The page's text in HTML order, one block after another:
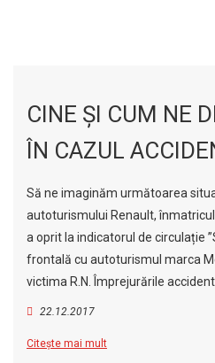
CINE ŞI CUM NE
ÎN CAZUL
Să ne imaginăm următoarea
autoturismului Renault,
a oprit la indicatorul de circulație
frontală cu autoturismul marca
victima R.N. Împrejurările
22.12.2017
Citește mai mult